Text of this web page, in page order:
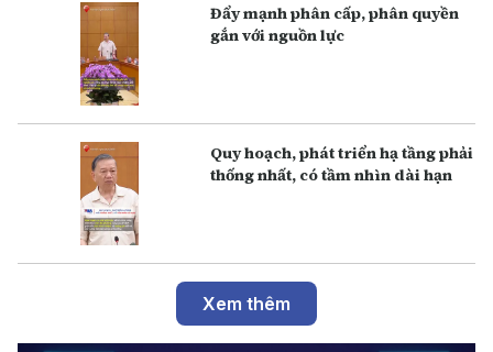
Đẩy mạnh phân cấp, phân quyền
gắn với nguồn lực
Q uy hoạch, phát triển hạ tầng phải
thống nhất, có tầm nhìn dài hạn
Xem thêm